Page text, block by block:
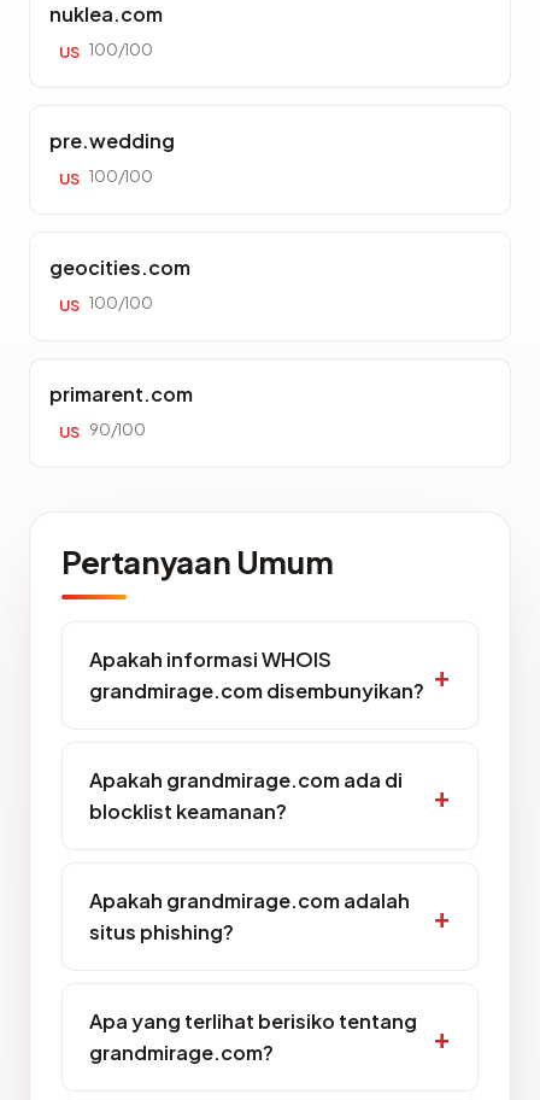
nuklea.com
US 100/100
pre.wedding
US 100/100
geocities.com
US 100/100
primarent.com
US 90/100
Pertanyaan Umum
Apakah informasi WHOIS
grandmirage.com disembunyikan?
Apakah grandmirage.com ada di
blocklist keamanan?
Apakah grandmirage.com adalah
situs phishing?
Apa yang terlihat berisiko tentang
grandmirage.com?